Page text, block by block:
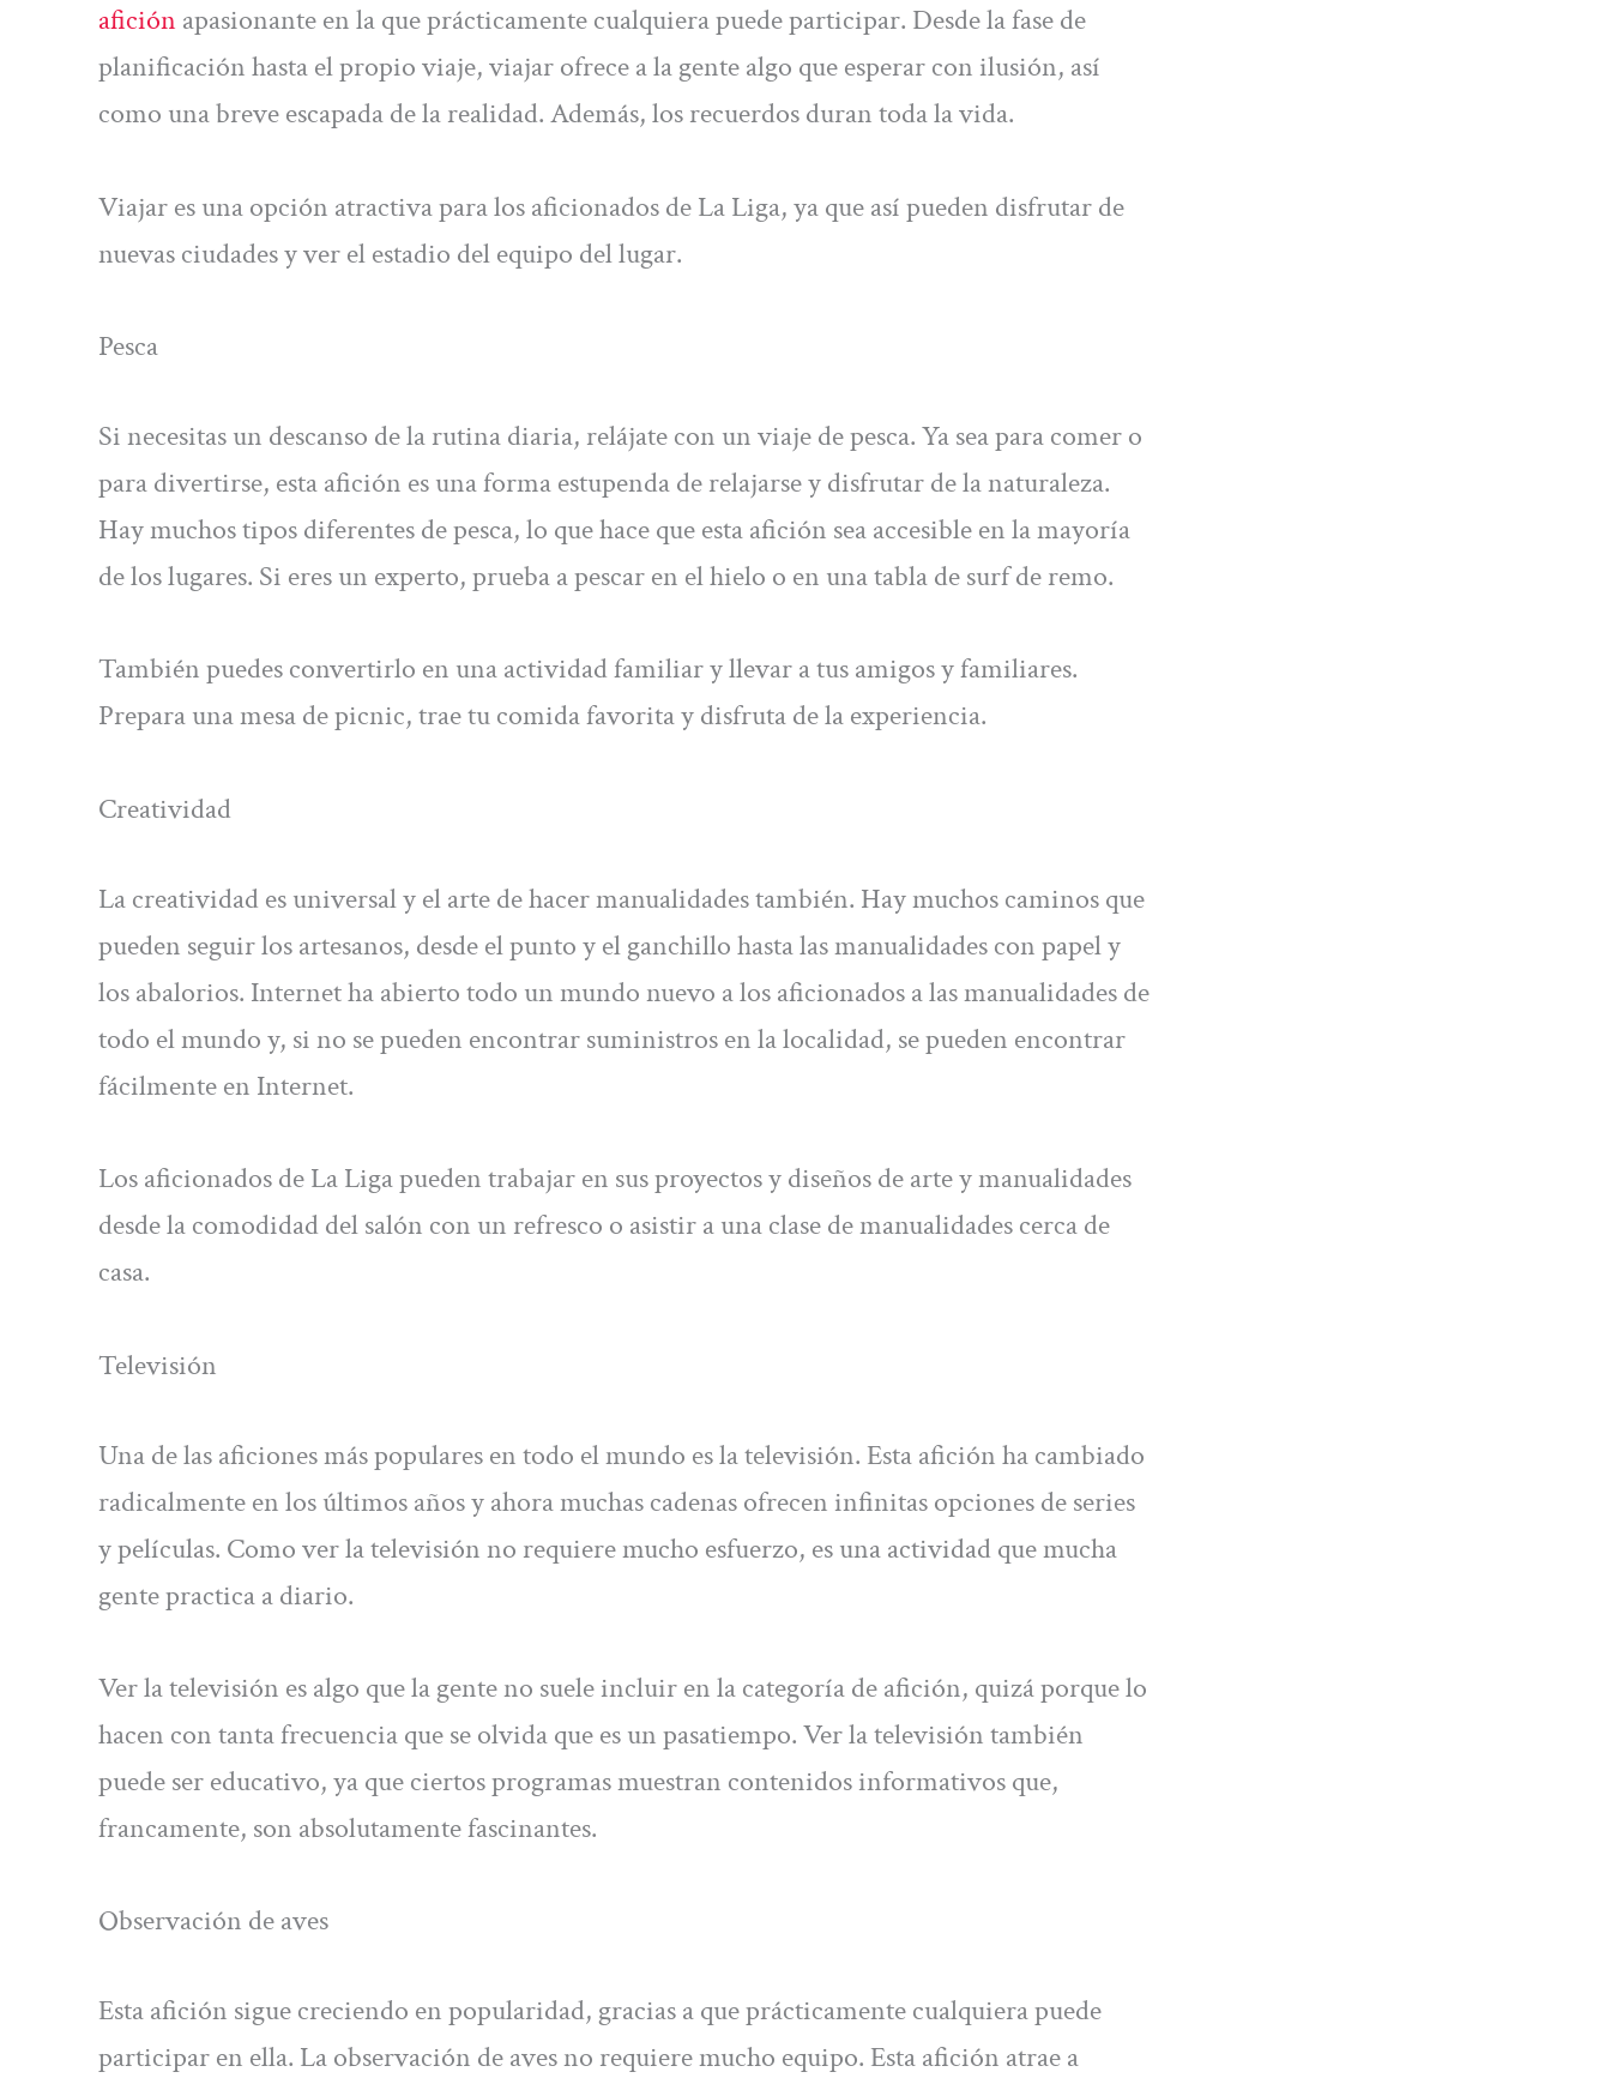
afición apasionante en la que prácticamente cualquiera puede participar. Desde la fase de
planificación hasta el propio viaje, viajar ofrece a la gente algo que esperar con ilusión, así
como una breve escapada de la realidad. Además, los recuerdos duran toda la vida.
Viajar es una opción atractiva para los aficionados de La Liga, ya que así pueden disfrutar de
nuevas ciudades y ver el estadio del equipo del lugar.
Pesca
Si necesitas un descanso de la rutina diaria, relájate con un viaje de pesca. Ya sea para comer o
para divertirse, esta afición es una forma estupenda de relajarse y disfrutar de la naturaleza.
Hay muchos tipos diferentes de pesca, lo que hace que esta afición sea accesible en la mayoría
de los lugares. Si eres un experto, prueba a pescar en el hielo o en una tabla de surf de remo.
También puedes convertirlo en una actividad familiar y llevar a tus amigos y familiares.
Prepara una mesa de picnic, trae tu comida favorita y disfruta de la experiencia.
Creatividad
La creatividad es universal y el arte de hacer manualidades también. Hay muchos caminos que
pueden seguir los artesanos, desde el punto y el ganchillo hasta las manualidades con papel y
los abalorios. Internet ha abierto todo un mundo nuevo a los aficionados a las manualidades de
todo el mundo y, si no se pueden encontrar suministros en la localidad, se pueden encontrar
fácilmente en Internet.
Los aficionados de La Liga pueden trabajar en sus proyectos y diseños de arte y manualidades
desde la comodidad del salón con un refresco o asistir a una clase de manualidades cerca de
casa.
Televisión
Una de las aficiones más populares en todo el mundo es la televisión. Esta afición ha cambiado
radicalmente en los últimos años y ahora muchas cadenas ofrecen infinitas opciones de series
y películas. Como ver la televisión no requiere mucho esfuerzo, es una actividad que mucha
gente practica a diario.
Ver la televisión es algo que la gente no suele incluir en la categoría de afición, quizá porque lo
hacen con tanta frecuencia que se olvida que es un pasatiempo. Ver la televisión también
puede ser educativo, ya que ciertos programas muestran contenidos informativos que,
francamente, son absolutamente fascinantes.
Observación de aves
Esta afición sigue creciendo en popularidad, gracias a que prácticamente cualquiera puede
participar en ella. La observación de aves no requiere mucho equipo. Esta afición atrae a